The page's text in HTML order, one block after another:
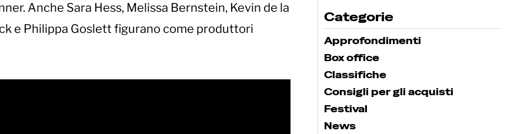
Anche Sara Hess, Melissa Bernstein, Kevin de la
e Philippa Goslett figurano come produttori
Categorie
Approfondimenti
Box office
Classifiche
Consigli per gli acquisti
Festival
News